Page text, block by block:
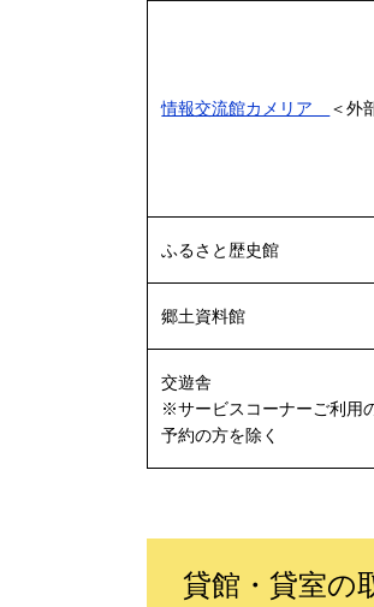
情報交流館カメリア ＜外
ふるさと歴史館
郷土資料館
交遊舎
※サービスコーナーご利用
予約の方を除く
貸館・貸室の